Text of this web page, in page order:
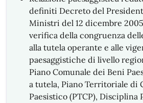
definiti Decreto del
Ministri del 12 dicembre
verifica della congruenza
alla tutela operante e alle
paesaggistiche di livello
Piano Comunale dei Beni
a tutela, Piano Territoriale di
Paesistico (PTCP), Disciplina